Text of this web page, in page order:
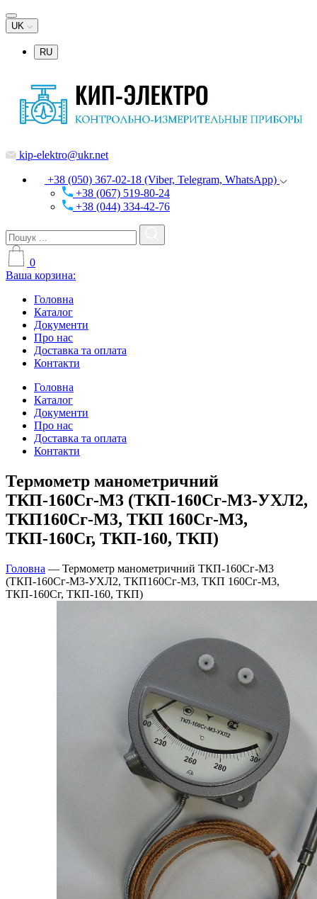
UK
RU
kip-elektro@ukr.net
+38 (050) 367-02-18 (Viber, Telegram, WhatsApp)
+38 (067) 519-80-24
+38 (044) 334-42-76
0
Ваша корзина:
Головна
Каталог
Документи
Про нас
Доставка та оплата
Контакти
Головна
Каталог
Документи
Про нас
Доставка та оплата
Контакти
Термометр манометричний
ТКП-160Сг-М3 (ТКП-160Сг-М3-УХЛ2,
ТКП160Сг-М3, ТКП 160Сг-М3,
ТКП-160Сг, ТКП-160, ТКП)
Головна — Термометр манометричний ТКП-160Сг-М3
(ТКП-160Сг-М3-УХЛ2, ТКП160Сг-М3, ТКП 160Сг-М3,
ТКП-160Сг, ТКП-160, ТКП)